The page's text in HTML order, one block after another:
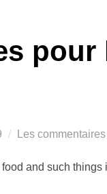
pour
Les
and such things